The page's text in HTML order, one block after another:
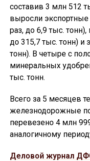
составив 3 млн 512
выросли
раз, до 6,9 тыс.
до 315,7 тыс. тонн) и
тонн). В четыре с
минеральных
тыс. тонн.
Всего за 5 месяцев
железнодорожные
перевезено 4 млн
аналогичному
Деловой журнал